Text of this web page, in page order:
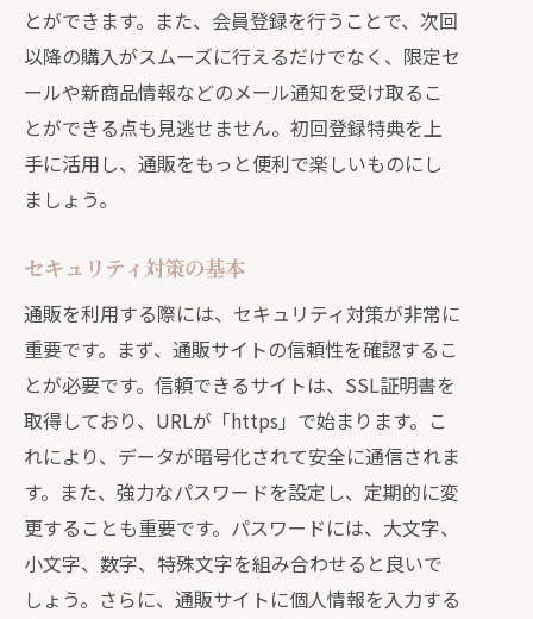
とができます。また、会員登録を行うことで、次回
以降の購入がスムーズに行えるだけでなく、限定セ
ールや新商品情報などのメール通知を受け取るこ
とができる点も見逃せません。初回登録特典を上
手に活用し、通販をもっと便利で楽しいものにし
ましょう。
セキュリティ対策の基本
通販を利用する際には、セキュリティ対策が非常に
重要です。まず、通販サイトの信頼性を確認するこ
とが必要です。信頼できるサイトは、SSL証明書を
取得しており、URLが「https」で始まります。こ
れにより、データが暗号化されて安全に通信されま
す。また、強力なパスワードを設定し、定期的に変
更することも重要です。パスワードには、大文字、
小文字、数字、特殊文字を組み合わせると良いで
しょう。さらに、通販サイトに個人情報を入力する